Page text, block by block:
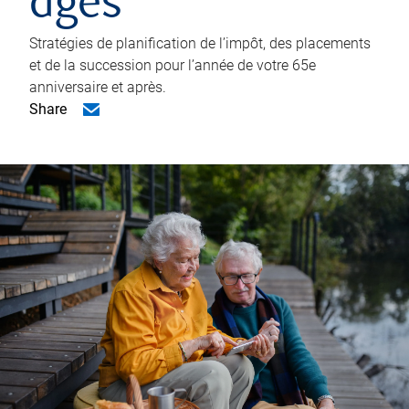
Stratégies de planification de l’impôt, des placements
et de la succession pour l’année de votre 65e
anniversaire et après.
Share